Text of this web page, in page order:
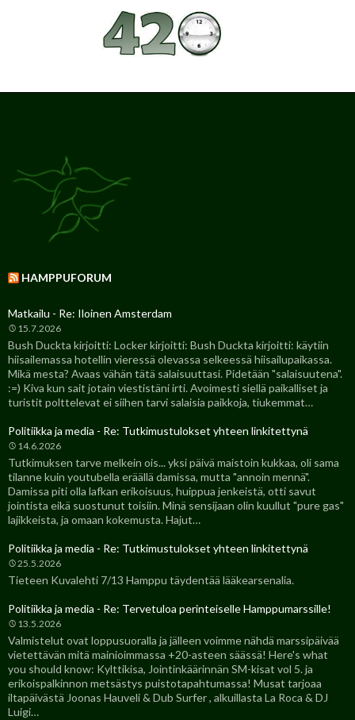
HAMPPUFORUM
Matkailu - Re: Iloinen Amsterdam
15.7.2026
Bush Duckta kirjoitti: Locker kirjoitti: Bush Duckta kirjoitti: käytiin
hiisailemassa hotellin vieressä olevassa selkeessä hiisailupaikassa.
Mikä mesta? Avaas vähän tätä salaisuuttasi. Pidetään "salaisuutena".
:=) Kiva kun sait jotain viestistäni irti. Avoimesti siellä paikalliset ja
turistit polttelevat ei siihen tarvi salaisia paikkoja, tiukemmat…
Politiikka ja media - Re: Tutkimustulokset yhteen linkitettynä
14.6.2026
Tutkimuksen tarve melkein ois... yksi päivä maistoin kukkaa, oli sama
tilanne kuin youtubella eräällä damissa, mutta "annoin mennä".
Damissa piti olla lafkan erikoisuus, huippua jenkeistä, otti savut
jointista eikä suostunut toisiin. Minä sensijaan olin kuullut "pure gas"
lajikkeista, ja omaan kokemusta. Hajut…
Politiikka ja media - Re: Tutkimustulokset yhteen linkitettynä
25.5.2026
Tieteen Kuvalehti 7/13 Hamppu täydentää lääkearsenalia.
Politiikka ja media - Re: Tervetuloa perinteiselle Hamppumarssille!
13.5.2026
Valmistelut ovat loppusuoralla ja jälleen voimme nähdä marssipäivää
vietettävän mitä mainioimmassa +20-asteen säässä! Here's what
you should know: Kylttikisa, Jointinkäärinnän SM-kisat vol 5. ja
erikoispalkinnon metsästys puistotapahtumassa! Musat tarjoaa
iltapäivästä Joonas Hauveli & Dub Surfer , alkuillasta La Roca & DJ
Luigi…